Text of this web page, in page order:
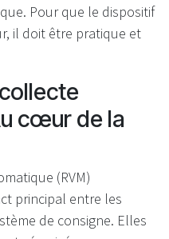
Pour que le dispositif
il doit être pratique et
cœur de la
(RVM)
principal entre les
de consigne. Elles